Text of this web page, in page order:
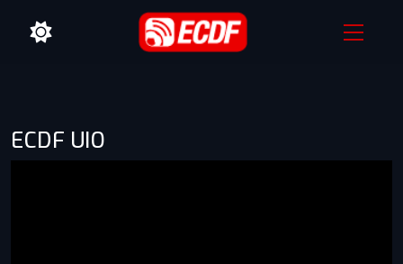
ECDF UIO